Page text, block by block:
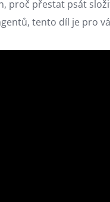
proč přestat psát
tento díl je pro